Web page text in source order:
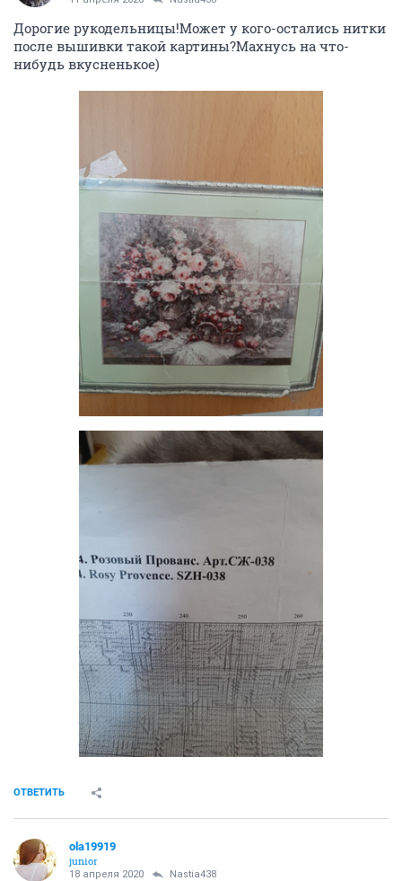
Дорогие рукодельницы!Может у кого-остались нитки
после вышивки такой картины?Махнусь на что-
нибудь вкусненькое)
ОТВЕТИТЬ
ola19919
junior
18 апреля 2020 Nastia438